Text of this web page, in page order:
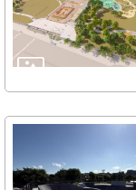
政
府
網
資
料
宣